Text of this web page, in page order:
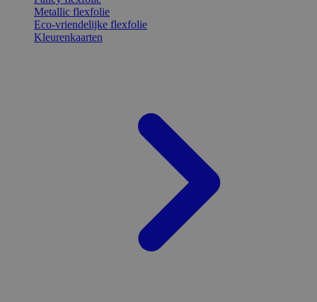
Metallic flexfolie
Eco-vriendelijke flexfolie
Kleurenkaarten